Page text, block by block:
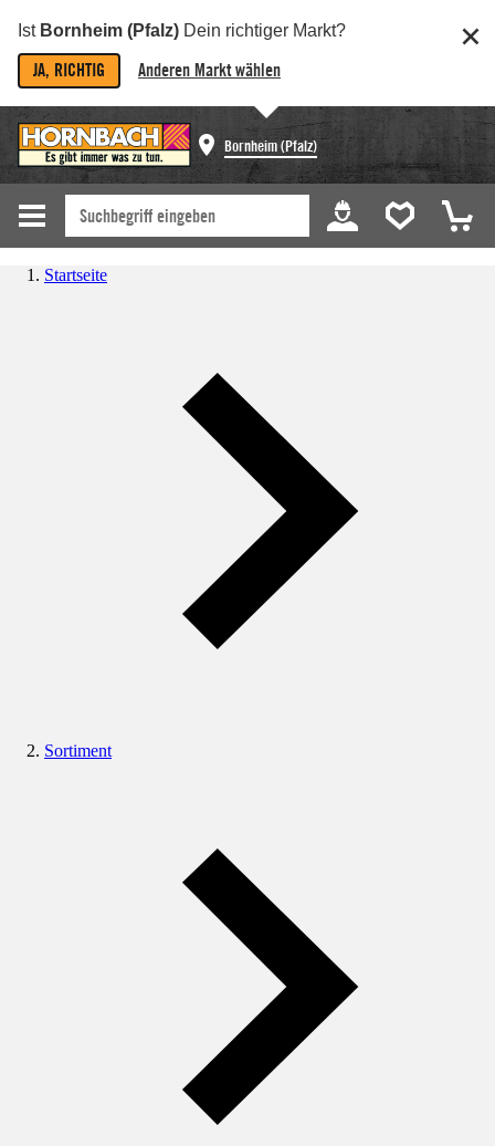
Ist Bornheim (Pfalz) Dein richtiger Markt?
JA, RICHTIG Anderen Markt wählen
Bornheim (Pfalz)
Startseite
Sortiment